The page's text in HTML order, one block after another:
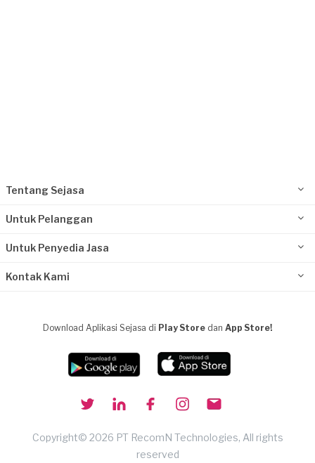
Tentang Sejasa
Untuk Pelanggan
Untuk Penyedia Jasa
Kontak Kami
Download Aplikasi Sejasa di Play Store dan App Store!
Copyright© 2026 PT RecomN Technologies, All rights
reserved